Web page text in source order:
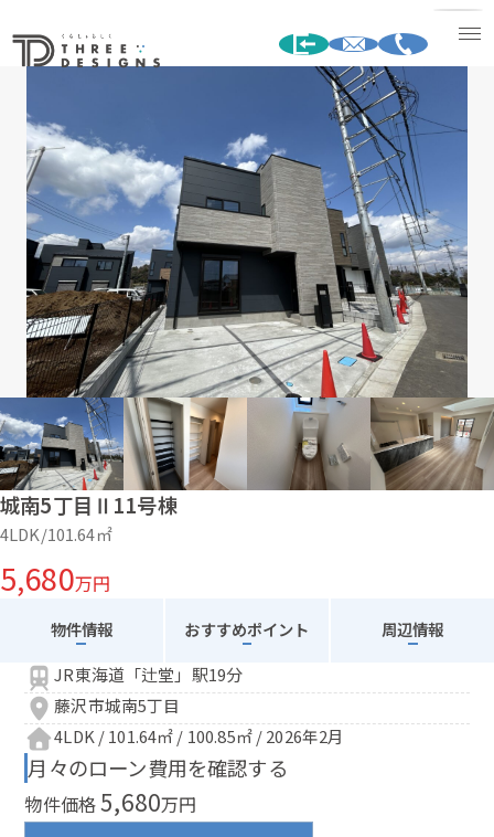
城南5丁目Ⅱ11号棟
4LDK/101.64㎡
5,680万円
物件情報 おすすめポイント
周辺情報
JR東海道「辻堂」駅19分
藤沢市城南5丁目
4LDK / 101.64㎡ / 100.85㎡ / 2026年2月
月々のローン費用を確認する
物件価格5,680万円